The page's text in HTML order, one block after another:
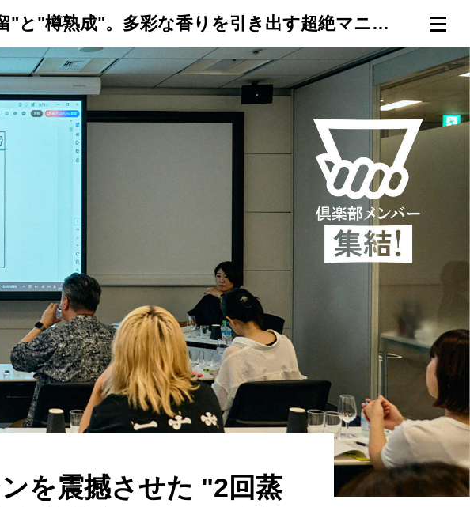
食のストーリー 連載一覧 倶楽部入会（無料） ログイン 【柳田正さん特別登壇】焼酎ファンを震撼させた "2回蒸留"と"樽熟成"。多彩な香りを引き出す超絶マニアックな話。【焼酎の教室・第2回／3限目】
を震撼させた "2回蒸